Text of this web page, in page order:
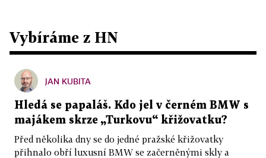
Vybíráme z HN
JAN KUBITA
Hledá se papaláš. Kdo jel v černém BMW s
majákem skrze „Turkovu“ křižovatku?
Před několika dny se do jedné pražské křižovatky
přihnalo obří luxusní BMW se začerněnými skly a